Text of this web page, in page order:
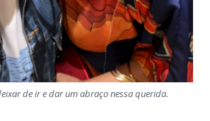
de ir e dar um abraço nessa querida.